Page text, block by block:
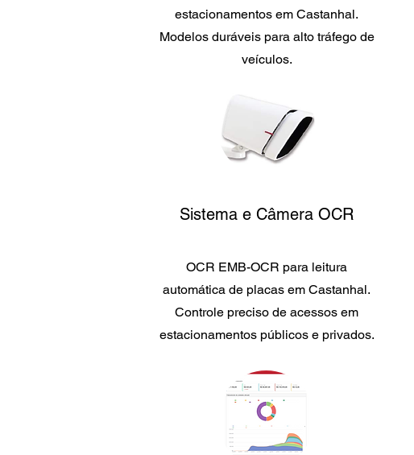
estacionamentos em Castanhal.
Modelos duráveis para alto tráfego de
veículos.
Sistema e Câmera OCR
OCR EMB-OCR para leitura
automática de placas em Castanhal.
Controle preciso de acessos em
estacionamentos públicos e privados.